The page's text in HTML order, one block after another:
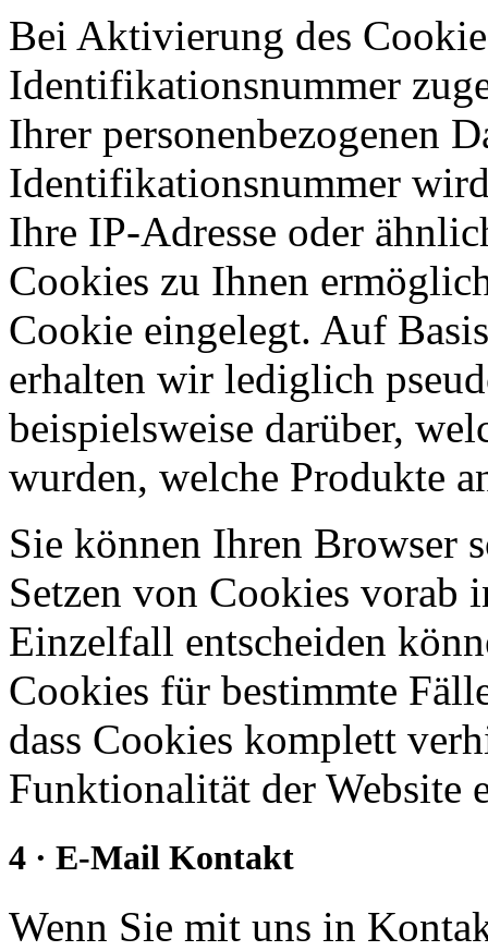
Bei Aktivierung des
Identifikationsnummer
Ihrer personenbezogenen
Identifikationsnummer
Ihre IP-Adresse oder
Cookies zu Ihnen
Cookie eingelegt. Auf
erhalten wir lediglich
beispielsweise darüber,
wurden, welche Produkte
Sie können Ihren Browser
Setzen von Cookies vorab
Einzelfall entscheiden
Cookies für bestimmte
dass Cookies komplett
Funktionalität der Website
4 · E-Mail Kontakt
Wenn Sie mit uns in